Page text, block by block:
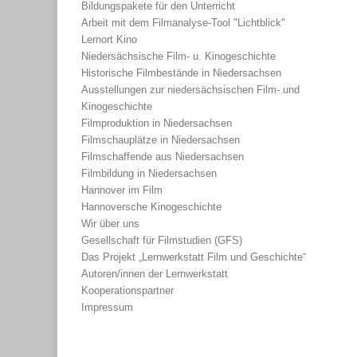
Bildungspakete für den Unterricht
Arbeit mit dem Filmanalyse-Tool "Lichtblick"
Lernort Kino
Niedersächsische Film- u. Kinogeschichte
Historische Filmbestände in Niedersachsen
Ausstellungen zur niedersächsischen Film- und
Kinogeschichte
Filmproduktion in Niedersachsen
Filmschauplätze in Niedersachsen
Filmschaffende aus Niedersachsen
Filmbildung in Niedersachsen
Hannover im Film
Hannoversche Kinogeschichte
Wir über uns
Gesellschaft für Filmstudien (GFS)
Das Projekt „Lernwerkstatt Film und Geschichte“
Autoren/innen der Lernwerkstatt
Kooperationspartner
Impressum